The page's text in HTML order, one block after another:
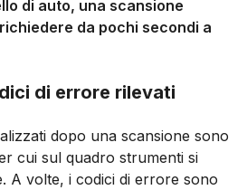
di auto, una scansione
da pochi secondi a
di errore rilevati
dopo una scansione sono
cui sul quadro strumenti si
A volte, i codici di errore sono